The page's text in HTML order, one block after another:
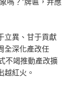
立異、甘于貢獻
全深化產改任
不竭推動產改擴
越紅火。